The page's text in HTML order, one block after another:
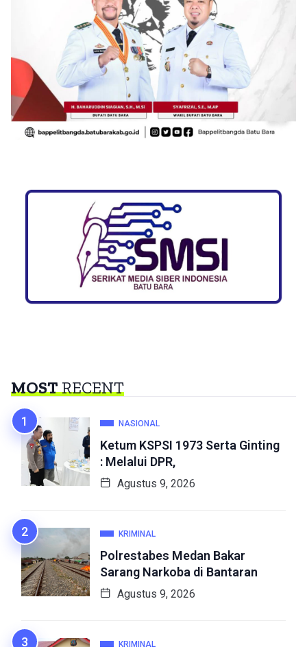
MOSTRECENT
NASIONAL
Ketum KSPSI 1973 Serta Ginting
: Melalui DPR,
Agustus 9, 2026
KRIMINAL
Polrestabes Medan Bakar
Sarang Narkoba di Bantaran
Agustus 9, 2026
KRIMINAL